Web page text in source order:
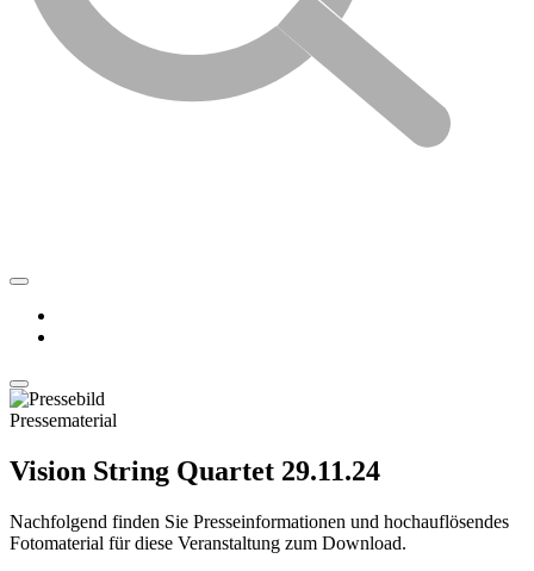
Pressematerial
Vision String Quartet 29.11.24
Nachfolgend finden Sie Presseinformationen und hochauflösendes
Fotomaterial für diese Veranstaltung zum Download.